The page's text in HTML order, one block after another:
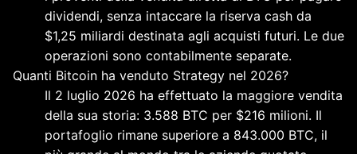
dividendi, senza intaccare la riserva cash da
$1,25 miliardi destinata agli acquisti futuri. Le due
operazioni sono contabilmente separate.
Quanti Bitcoin ha venduto Strategy nel 2026?
Il 2 luglio 2026 ha effettuato la maggiore vendita
della sua storia: 3.588 BTC per $216 milioni. Il
portafoglio rimane superiore a 843.000 BTC, il